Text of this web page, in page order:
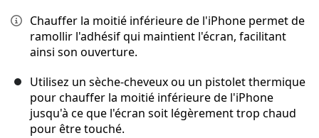
Chauffer la moitié inférieure de l'iPhone permet de
ramollir l'adhésif qui maintient l'écran, facilitant
ainsi son ouverture.
Utilisez un sèche-cheveux ou un pistolet thermique
pour chauffer la moitié inférieure de l'iPhone
jusqu'à ce que l'écran soit légèrement trop chaud
pour être touché.